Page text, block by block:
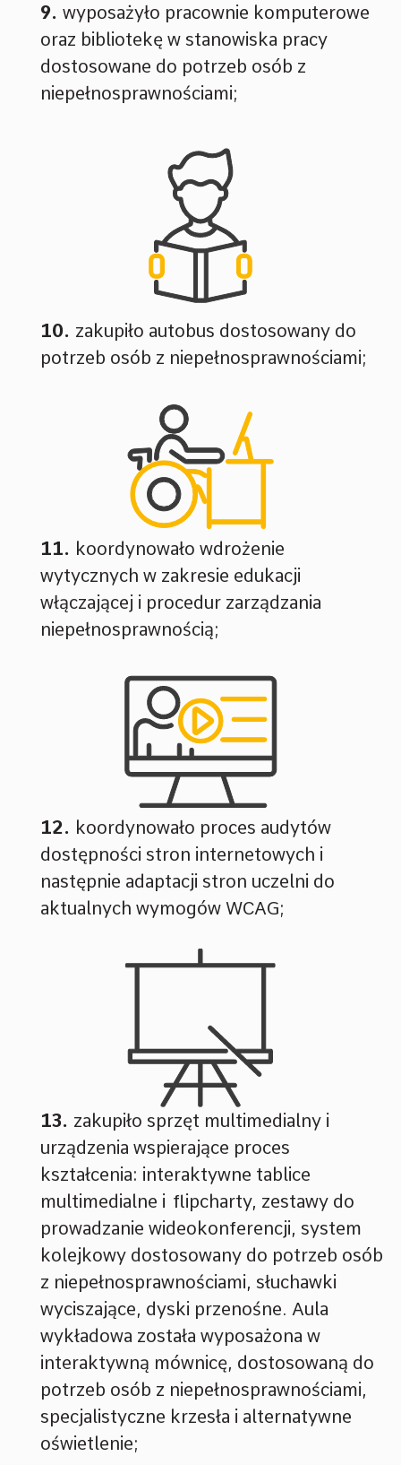
wyposażyło pracownie komputerowe
oraz bibliotekę w stanowiska pracy
dostosowane do potrzeb osób z
niepełnosprawnościami;
zakupiło autobus dostosowany do
potrzeb osób z niepełnosprawnościami;
koordynowało wdrożenie
wytycznych w zakresie edukacji
włączającej i procedur zarządzania
niepełnosprawnością;
koordynowało proces audytów
dostępności stron internetowych i
następnie adaptacji stron uczelni do
aktualnych wymogów WCAG;
zakupiło sprzęt multimedialny i
urządzenia wspierające proces
kształcenia: interaktywne tablice
multimedialne i flipcharty, zestawy do
prowadzanie wideokonferencji, system
kolejkowy dostosowany do potrzeb osób
z niepełnosprawnościami, słuchawki
wyciszające, dyski przenośne. Aula
wykładowa została wyposażona w
interaktywną mównicę, dostosowaną do
potrzeb osób z niepełnosprawnościami,
specjalistyczne krzesła i alternatywne
oświetlenie;